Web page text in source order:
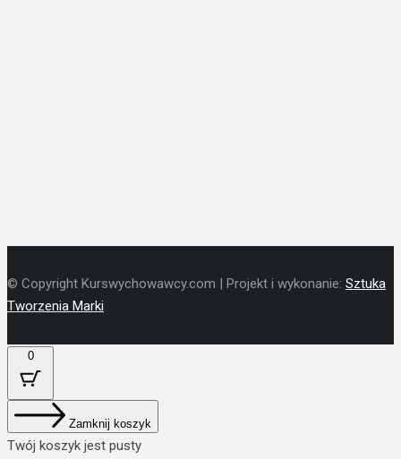
© Copyright Kurswychowawcy.com | Projekt i wykonanie: Sztuka
Tworzenia Marki
0
Zamknij koszyk
Twój koszyk jest pusty